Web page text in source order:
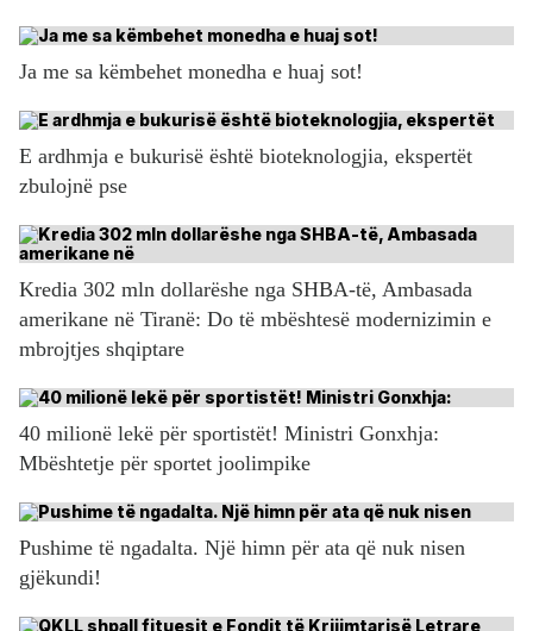
Ja me sa këmbehet monedha e huaj sot!
E ardhmja e bukurisë është bioteknologjia, ekspertët
zbulojnë pse
Kredia 302 mln dollarëshe nga SHBA-të, Ambasada
amerikane në Tiranë: Do të mbështesë modernizimin e
mbrojtjes shqiptare
40 milionë lekë për sportistët! Ministri Gonxhja:
Mbështetje për sportet joolimpike
Pushime të ngadalta. Një himn për ata që nuk nisen
gjëkundi!